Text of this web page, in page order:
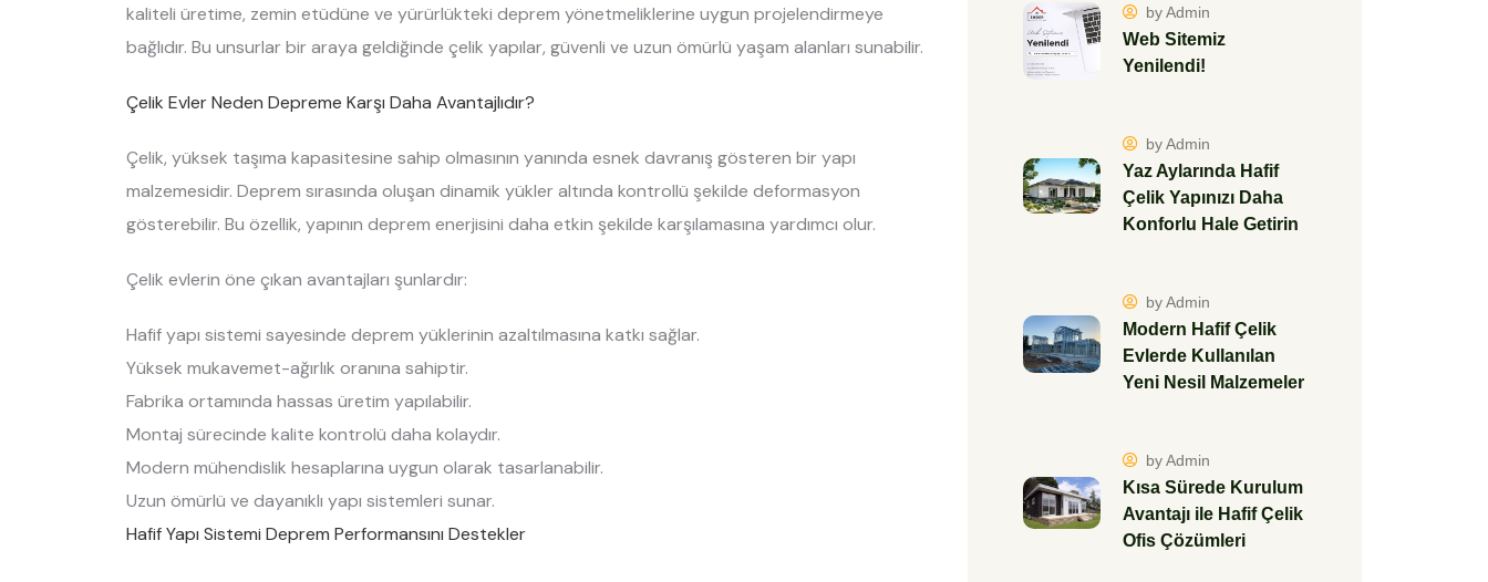
kaliteli üretime, zemin etüdüne ve yürürlükteki deprem yönetmeliklerine uygun projelendirmeye
bağlıdır. Bu unsurlar bir araya geldiğinde çelik yapılar, güvenli ve uzun ömürlü yaşam alanları sunabilir.
Çelik Evler Neden Depreme Karşı Daha Avantajlıdır?
Çelik, yüksek taşıma kapasitesine sahip olmasının yanında esnek davranış gösteren bir yapı
malzemesidir. Deprem sırasında oluşan dinamik yükler altında kontrollü şekilde deformasyon
gösterebilir. Bu özellik, yapının deprem enerjisini daha etkin şekilde karşılamasına yardımcı olur.
Çelik evlerin öne çıkan avantajları şunlardır:
Hafif yapı sistemi sayesinde deprem yüklerinin azaltılmasına katkı sağlar.
Yüksek mukavemet-ağırlık oranına sahiptir.
Fabrika ortamında hassas üretim yapılabilir.
Montaj sürecinde kalite kontrolü daha kolaydır.
Modern mühendislik hesaplarına uygun olarak tasarlanabilir.
Uzun ömürlü ve dayanıklı yapı sistemleri sunar.
Hafif Yapı Sistemi Deprem Performansını Destekler
by Admin
Web Sitemiz
Yenilendi!
by Admin
Yaz Aylarında Hafif
Çelik Yapınızı Daha
Konforlu Hale Getirin
by Admin
Modern Hafif Çelik
Evlerde Kullanılan
Yeni Nesil Malzemeler
by Admin
Kısa Sürede Kurulum
Avantajı ile Hafif Çelik
Ofis Çözümleri